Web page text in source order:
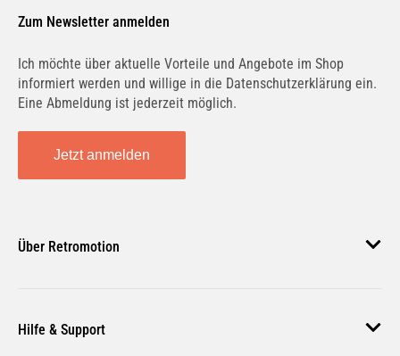
Zum Newsletter anmelden
Ich möchte über aktuelle Vorteile und Angebote im Shop
informiert werden und willige in die Datenschutzerklärung ein.
Eine Abmeldung ist jederzeit möglich.
Jetzt anmelden
Über Retromotion
Unsere Jobs
Hilfe & Support